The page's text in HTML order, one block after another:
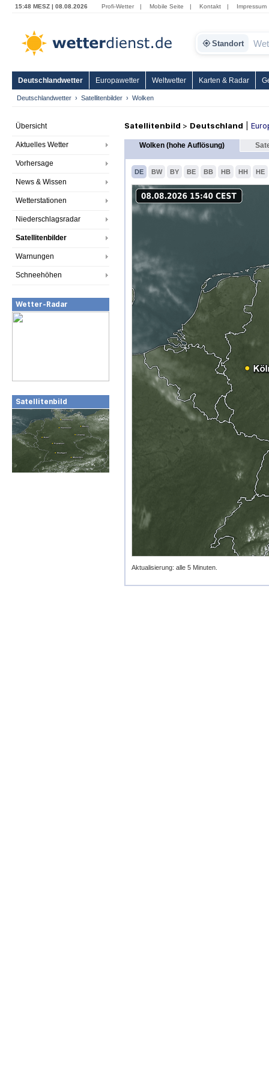
15:48 MESZ | 08.08.2026 Profi-Wetter | Mobile Seite | Kontakt | Impressum
Standort
Deutschlandwetter Europawetter Weltwetter Karten & Radar
Deutschlandwetter Satellitenbilder Wolken
Übersicht
Aktuelles Wetter
Vorhersage
News & Wissen
Wetterstationen
Niederschlagsradar
Satellitenbilder
Warnungen
Schneehöhen
Wetter-Radar
Satellitenbild
Satellitenbild > Deutschland
Wolken (hohe Auflösung)
DE BW BY BE BB HB HH HE
Aktualisierung: alle 5 Minuten.